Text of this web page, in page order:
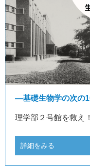
—基礎生物学の次の
理学部２号館を救え！
詳細をみる